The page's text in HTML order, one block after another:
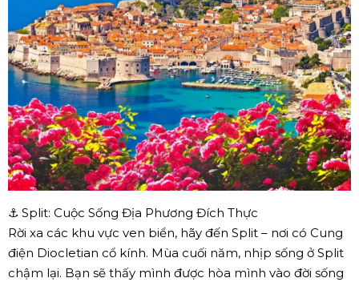
⚓ Split: Cuộc Sống Địa Phương Đích Thực
Rời xa các khu vực ven biển, hãy đến Split – nơi có Cung
điện Diocletian cổ kính. Mùa cuối năm, nhịp sống ở Split
chậm lại. Bạn sẽ thấy mình được hòa mình vào đời sống